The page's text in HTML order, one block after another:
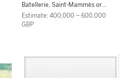
Batellerie, Saint-Mammès or
Maisons au bord du Loing
Estimate: 400,000 – 600,000
GBP